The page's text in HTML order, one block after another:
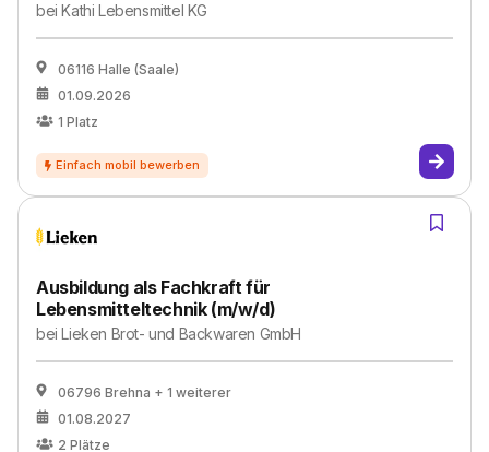
beiKathi Lebensmittel KG
06116 Halle (Saale)
01.09.2026
1 Platz
Ausbildung als Fachkraft für
Lebensmitteltechnik (m/w/d)
beiLieken Brot- und Backwaren GmbH
06796 Brehna + 1 weiterer
01.08.2027
2 Plätze